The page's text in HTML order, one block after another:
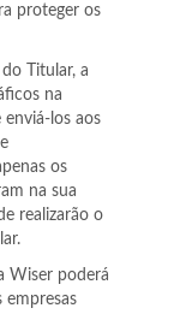
proteger os
Titular, a
na
enviá-los aos
os
na sua
realizarão o
Wiser poderá
empresas